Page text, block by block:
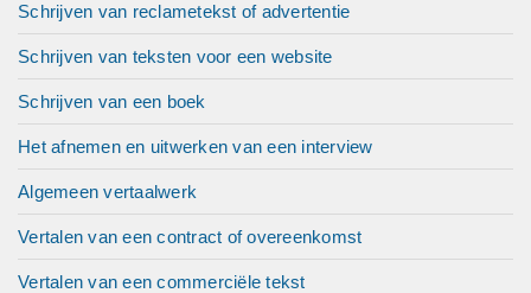
Schrijven van reclametekst of advertentie
Schrijven van teksten voor een website
Schrijven van een boek
Het afnemen en uitwerken van een interview
Algemeen vertaalwerk
Vertalen van een contract of overeenkomst
Vertalen van een commerciële tekst